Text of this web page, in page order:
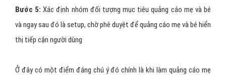
Bước 5:Xác định nhóm đối tượng mục tiêu quảng cáo mẹ và bé
và ngay sau đó là setup, chờ phê duyệt để quảng cáo mẹ và bé hiển
thị tiếp cận người dùng
Ở đây có một điểm đáng chú ý đó chính là khi làm quảng cáo mẹ